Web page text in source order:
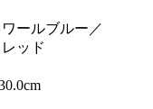
ールブルー／
ッド